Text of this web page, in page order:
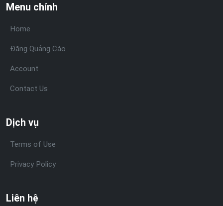
Menu chính
Home
Đăng Quảng Cáo
Account
Contact Us
Dịch vụ
Terms of Use
Privacy Policy
Liên hệ